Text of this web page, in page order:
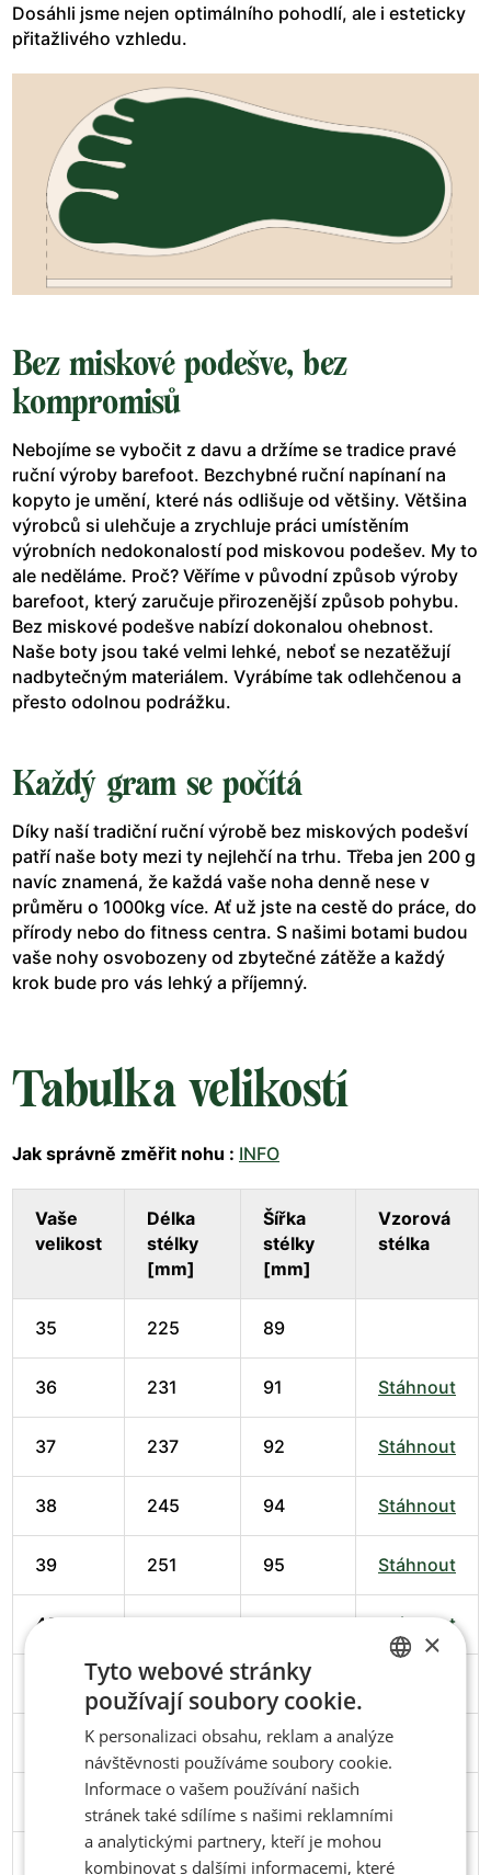
Dosáhli jsme nejen optimálního pohodlí, ale i esteticky
přitažlivého vzhledu.
Bez miskové podešve, bez
kompromisů
Nebojíme se vybočit z davu a držíme se tradice pravé
ruční výroby barefoot. Bezchybné ruční napínaní na
kopyto je umění, které nás odlišuje od většiny. Většina
výrobců si ulehčuje a zrychluje práci umístěním
výrobních nedokonalostí pod miskovou podešev. My to
ale neděláme. Proč? Věříme v původní způsob výroby
barefoot, který zaručuje přirozenější způsob pohybu.
Bez miskové podešve nabízí dokonalou ohebnost.
Naše boty jsou také velmi lehké, neboť se nezatěžují
nadbytečným materiálem. Vyrábíme tak odlehčenou a
přesto odolnou podrážku.
Každý gram se počítá
Díky naší tradiční ruční výrobě bez miskových podešví
patří naše boty mezi ty nejlehčí na trhu. Třeba jen 200 g
navíc znamená, že každá vaše noha denně nese v
průměru o 1000kg více. Ať už jste na cestě do práce, do
přírody nebo do fitness centra. S našimi botami budou
vaše nohy osvobozeny od zbytečné zátěže a každý
krok bude pro vás lehký a příjemný.
Tabulka velikostí
Jak správně změřit nohu : INFO
Vaše
velikost
Délka
stélky
[mm]
Šířka
stélky
[mm]
Vzorová
stélka
35 225 89
36 231 91 Stáhnout
37 237 92 Stáhnout
38 245 94 Stáhnout
39 251 95 Stáhnout
40 258 98 Stáhnout
266 102
274 102 Stáhnout
279 103
286 106 Stáhnout
ENGLISH
×
Tyto webové stránky
používají soubory cookie.
K personalizaci obsahu, reklam a analýze
návštěvnosti používáme soubory cookie.
Informace o vašem používání našich
stránek také sdílíme s našimi reklamními
a analytickými partnery, kteří je mohou
kombinovat s dalšími informacemi, které